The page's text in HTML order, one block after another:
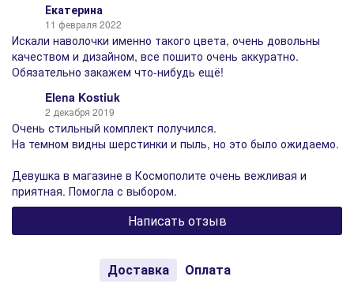
Екатерина
11 февраля 2022
Искали наволочки именно такого цвета, очень довольны
качеством и дизайном, все пошито очень аккуратно.
Обязательно закажем что-нибудь ещё!
Elena Kostiuk
2 декабря 2019
Очень стильный комплект получился.
На темном видны шерстинки и пыль, но это было ожидаемо.
Девушка в магазине в Космополите очень вежливая и
приятная. Помогла с выбором.
Написать отзыв
Доставка Оплата